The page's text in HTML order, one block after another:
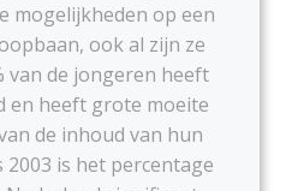
mogelijkheden op een
ook al zijn ze
van de jongeren heeft
en heeft grote moeite
de inhoud van hun
2003 is het percentage